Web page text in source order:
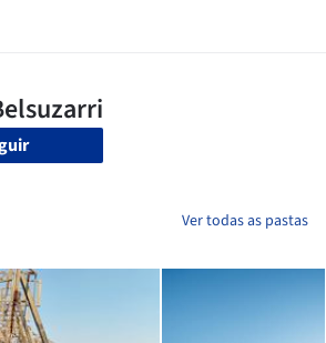
Ver todas as pastas